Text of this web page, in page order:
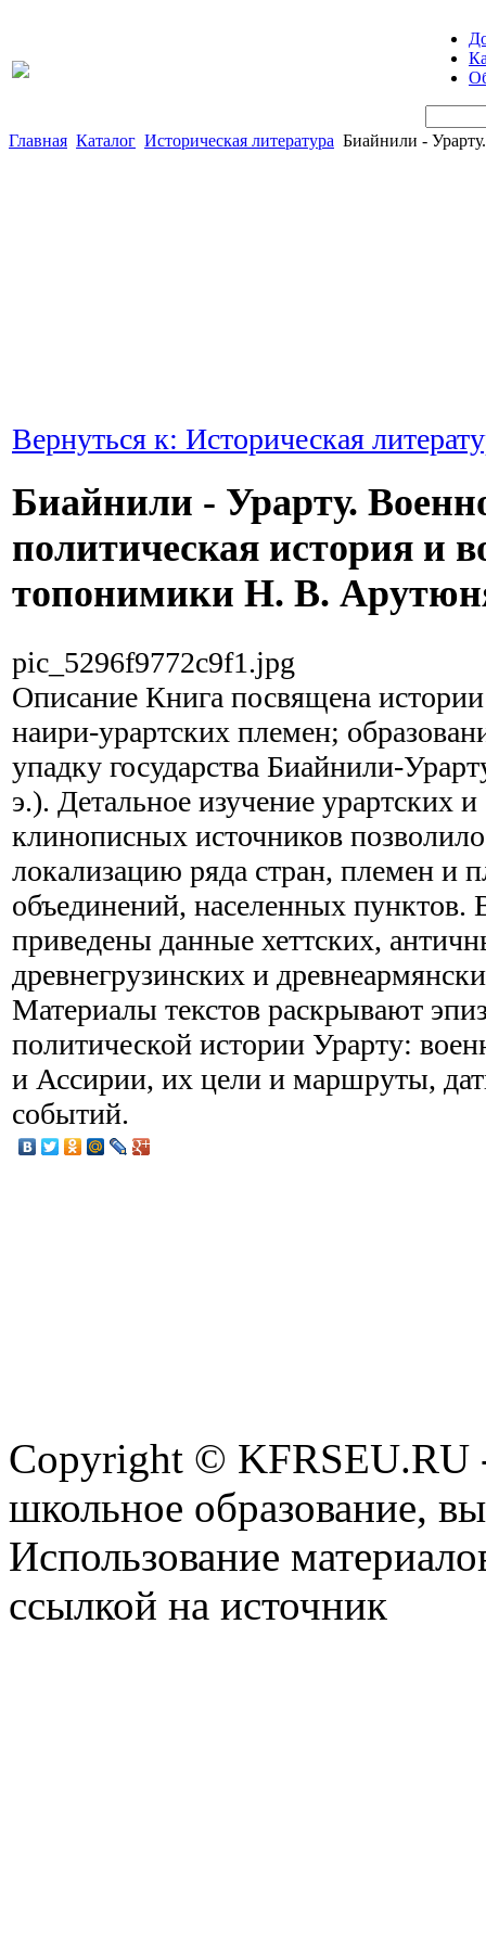
Главная Каталог Историческая литература Биайнили -
Вернуться к: Историческая
Биайнили - Урарту.
политическая история и
топонимики Н. В.
pic_5296f9772c9f1.jpg
Описание Книга посвящена
наири-урартских племен;
упадку государства Биайнили-
э.). Детальное изучение урартских
клинописных источников
локализацию ряда стран, племен и
объединений, населенных пунктов.
приведены данные хеттских,
древнегрузинских и
Материалы текстов раскрывают
политической истории Урарту:
и Ассирии, их цели и маршруты,
событий.
Copyright © KFRSEU.RU
школьное образование,
Использование
ссылкой на источник